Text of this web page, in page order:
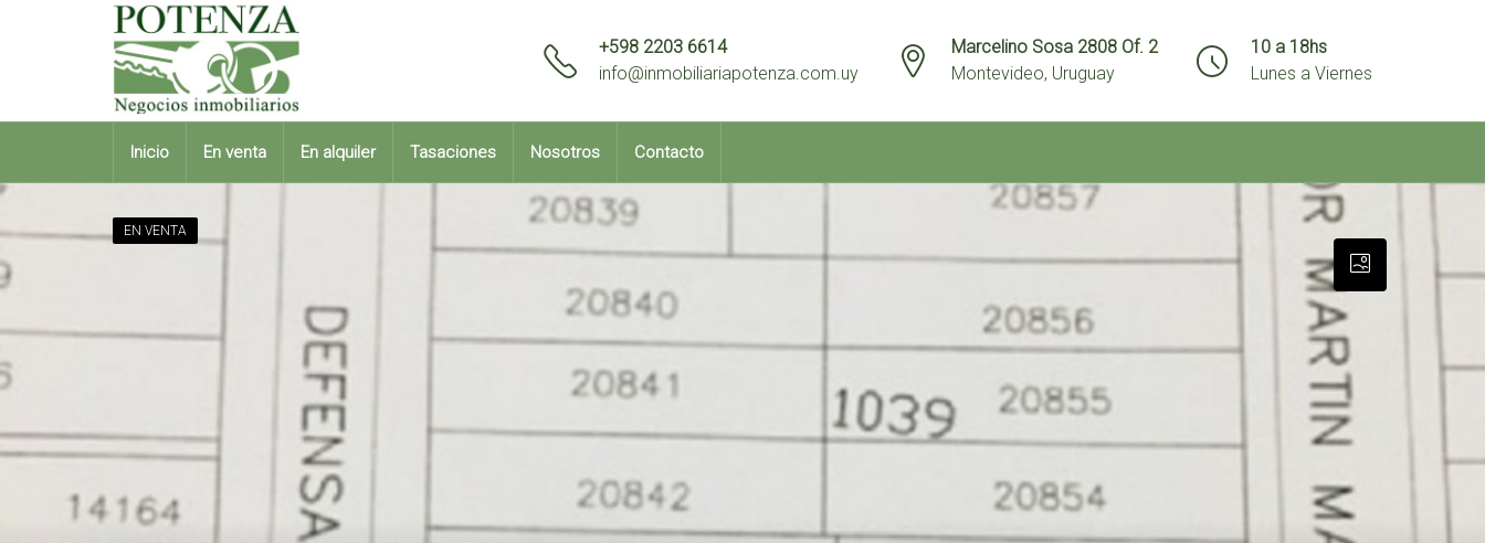
+598 2203 6614
info@inmobiliariapotenza.com.uy
Marcelino Sosa 2808 Of. 2
Montevideo, Uruguay
10 a 18hs
Lunes a Viernes
Inicio En venta En alquiler Tasaciones Nosotros Contacto
EN VENTA